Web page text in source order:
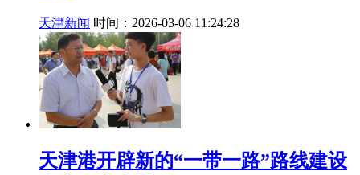
天津新闻 时间：2026-03-06 11:24:28
天津港开辟新的“一带一路”路线建设